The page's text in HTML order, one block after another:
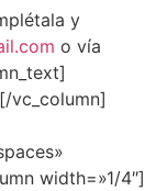
y
o vía
vc_column]
width=»1/4″]